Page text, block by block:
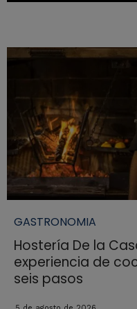
GASTRONOMIA
Hostería De la
experiencia de
seis pasos